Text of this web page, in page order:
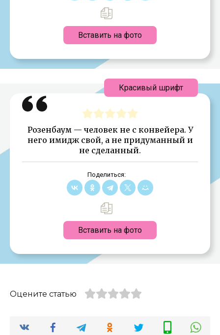
Вставить на фото
Розенбаум — человек не с конвейера. У
него имидж свой, а не придуманный и
не сделанный.
Поделиться:
Вставить на фото
Красивый шрифт
Оцените статью